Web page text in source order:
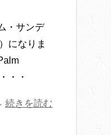
・サンデ
になりま
・・
続きを読む